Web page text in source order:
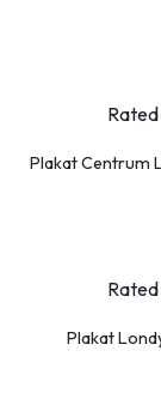
Rated
Plakat Centrum
Rated
Plakat